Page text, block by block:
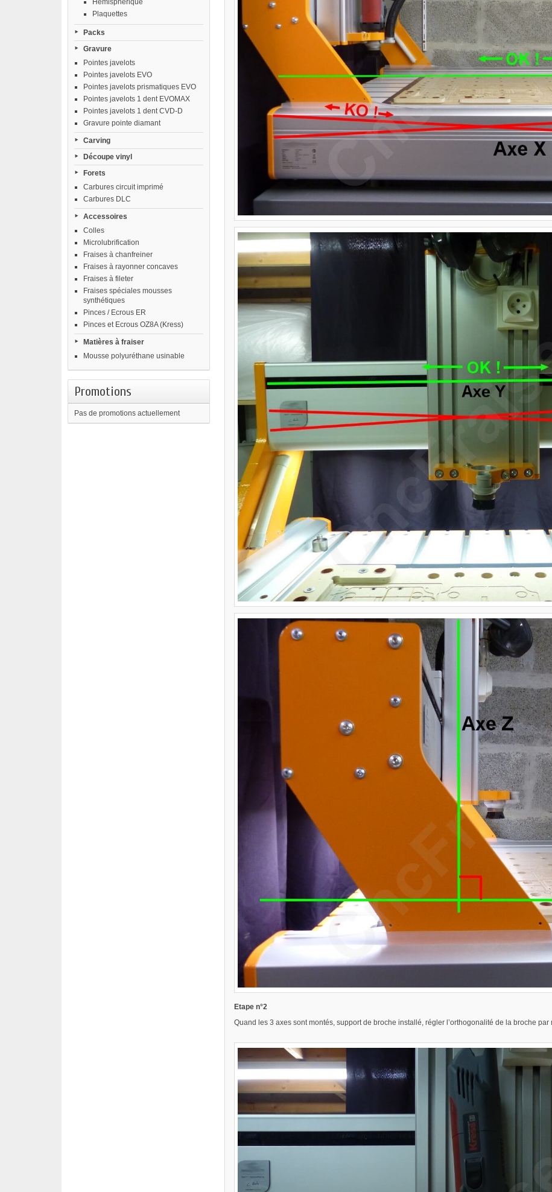
Hémisphérique
Plaquettes
Packs
Gravure
Pointes javelots
Pointes javelots EVO
Pointes javelots prismatiques EVO
Pointes javelots 1 dent EVOMAX
Pointes javelots 1 dent CVD-D
Gravure pointe diamant
Carving
Découpe vinyl
Forets
Carbures circuit imprimé
Carbures DLC
Accessoires
Colles
Microlubrification
Fraises à chanfreiner
Fraises à rayonner concaves
Fraises à fileter
Fraises spéciales mousses
synthétiques
Pinces / Ecrous ER
Pinces et Ecrous OZ8A (Kress)
Matières à fraiser
Mousse polyuréthane usinable
Promotions
Pas de promotions actuellement
Etape n°2
Quand les 3 axes sont montés, support de broche installé, régler l’orthogonalité de la broche